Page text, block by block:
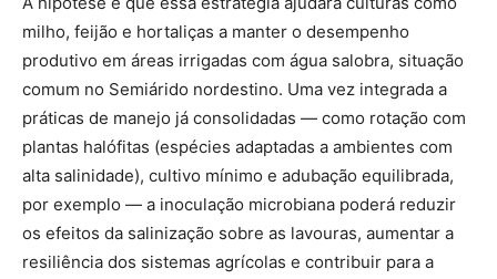
milho, feijão e hortaliças a manter o desempenho
produtivo em áreas irrigadas com água salobra, situação
comum no Semiárido nordestino. Uma vez integrada a
práticas de manejo já consolidadas — como rotação com
plantas halófitas (espécies adaptadas a ambientes com
alta salinidade), cultivo mínimo e adubação equilibrada,
por exemplo — a inoculação microbiana poderá reduzir
os efeitos da salinização sobre as lavouras, aumentar a
resiliência dos sistemas agrícolas e contribuir para a